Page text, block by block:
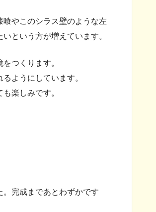
やこのシラス壁のような左
という方が増えています。
つくります。
ようにしています。
楽しみです。
完成まであとわずかです